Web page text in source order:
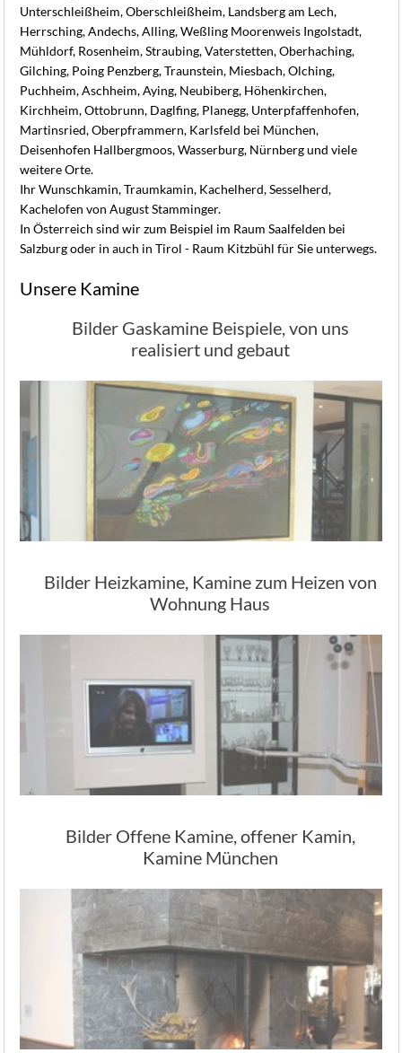
Unterschleißheim, Oberschleißheim, Landsberg am Lech,
Herrsching, Andechs, Alling, Weßling Moorenweis Ingolstadt,
Mühldorf, Rosenheim, Straubing, Vaterstetten, Oberhaching,
Gilching, Poing Penzberg, Traunstein, Miesbach, Olching,
Puchheim, Aschheim, Aying, Neubiberg, Höhenkirchen,
Kirchheim, Ottobrunn, Daglfing, Planegg, Unterpfaffenhofen,
Martinsried, Oberpframmern, Karlsfeld bei München,
Deisenhofen Hallbergmoos, Wasserburg, Nürnberg und viele
weitere Orte.
Ihr Wunschkamin, Traumkamin, Kachelherd, Sesselherd,
Kachelofen von August Stamminger.
In Österreich sind wir zum Beispiel im Raum Saalfelden bei
Salzburg oder in auch in Tirol - Raum Kitzbühl für Sie unterwegs.
Unsere Kamine
Bilder Gaskamine Beispiele, von uns
realisiert und gebaut
Bilder Heizkamine, Kamine zum Heizen von
Wohnung Haus
Bilder Offene Kamine, offener Kamin,
Kamine München